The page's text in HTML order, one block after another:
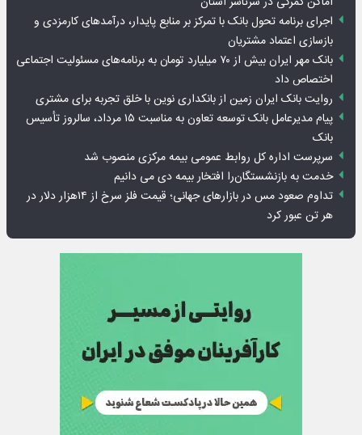
اجرای برنامه تحول بانک با تمرکز بر منابع پایدار، درآمدهای کارمزدی و
بازسازی اعتماد مشتریان
بانک مهر ایران بیش از ۷۰ میلیارد تومان به برنامه‌های مسئولیت اجتماعی
اختصاص داد
روایت بانک ایران زمین از بانکداری نوین با خلق تجربه برای مشتری
پیام مدیرعامل بانک توسعه تعاون به مناسبت ۱۵ مرداد، سالروز تأسیس
بانک
سرپرست اداره کل روابط عمومی بیمه مرکزی منصوب شد
خدمت به بازنشستگان‌را افتخار بیمه دی می دانیم
تداوم صعود مس در بازارهای جهانی؛ قیمت فلز سرخ از ۱۴هزار دلار در
هر تن عبور کرد